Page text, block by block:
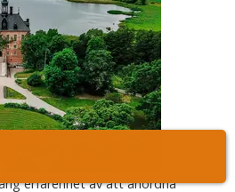
erfarenhet av att anordna